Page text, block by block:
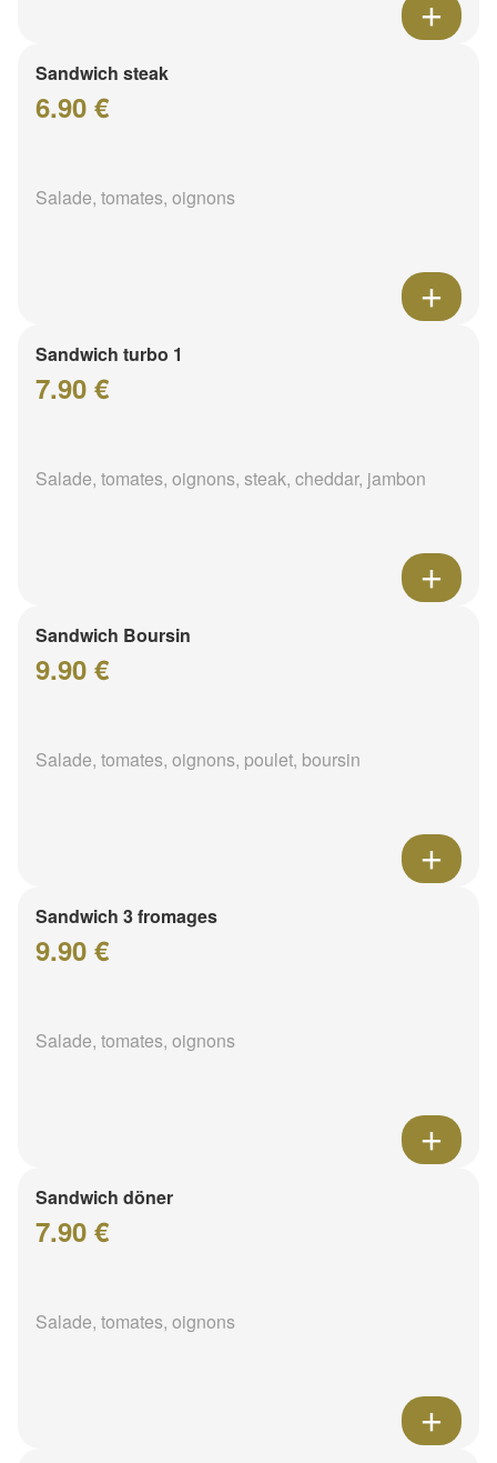
Sandwich steak
6.90 €
Salade, tomates, oignons
Sandwich turbo 1
7.90 €
Salade, tomates, oignons, steak, cheddar, jambon
Sandwich Boursin
9.90 €
Salade, tomates, oignons, poulet, boursin
Sandwich 3 fromages
9.90 €
Salade, tomates, oignons
Sandwich döner
7.90 €
Salade, tomates, oignons